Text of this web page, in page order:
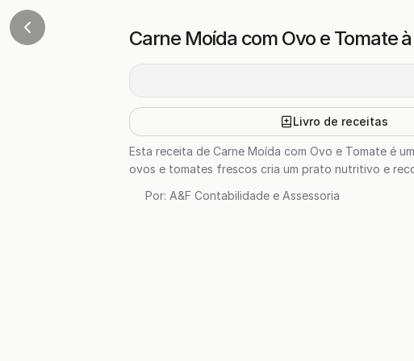
Carne Moída com Ovo e Tomate
Livro de receitas
Esta receita de Carne Moída com Ovo e Tomate é
ovos e tomates frescos cria um prato nutritivo e
Por: A&F Contabilidade e Assessoria